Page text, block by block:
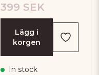
399 SEK
Lägg i
korgen
In stock